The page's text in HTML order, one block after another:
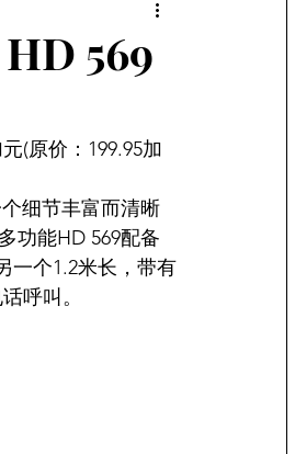
广告
569
(原价：199.95加
细节丰富而清晰
功能HD 569配备
一个1.2米长，带有
呼叫。